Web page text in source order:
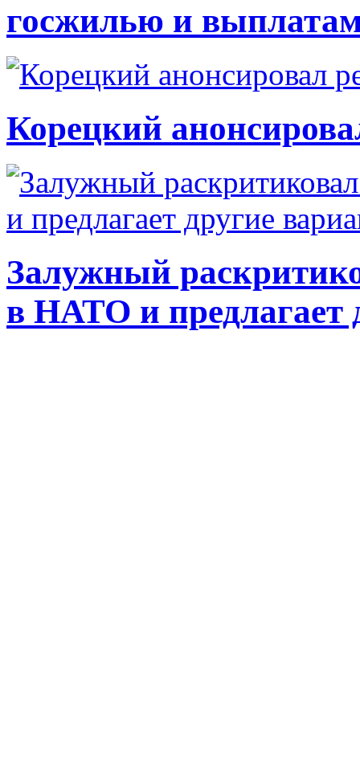
госжилью и
Корецкий
Залужный
в НАТО и предлагает